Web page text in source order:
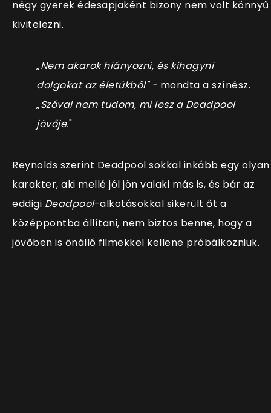
négy gyerek édesapjaként bizony nem volt könnyű
kivitelezni.
„Nem akarok hiányozni, és kihagyni
dolgokat az életükből" - mondta a színész.
„Szóval nem tudom, mi lesz a Deadpool
jövője."
Reynolds szerint Deadpool sokkal inkább egy olyan
karakter, aki mellé jól jön valaki más is, és bár az
eddigi Deadpool-alkotásokkal sikerült őt a
középpontba állítani, nem biztos benne, hogy a
jövőben is önálló filmekkel kellene próbálkozniuk.